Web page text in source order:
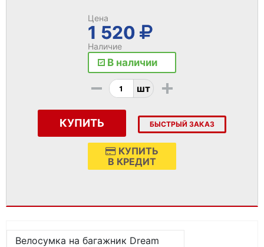
Цена
1 520
Наличие
В наличии
- шт +
КУПИТЬ БЫСТРЫЙ ЗАКАЗ
КУПИТЬ
В КРЕДИТ
Велосумка на багажник Dream